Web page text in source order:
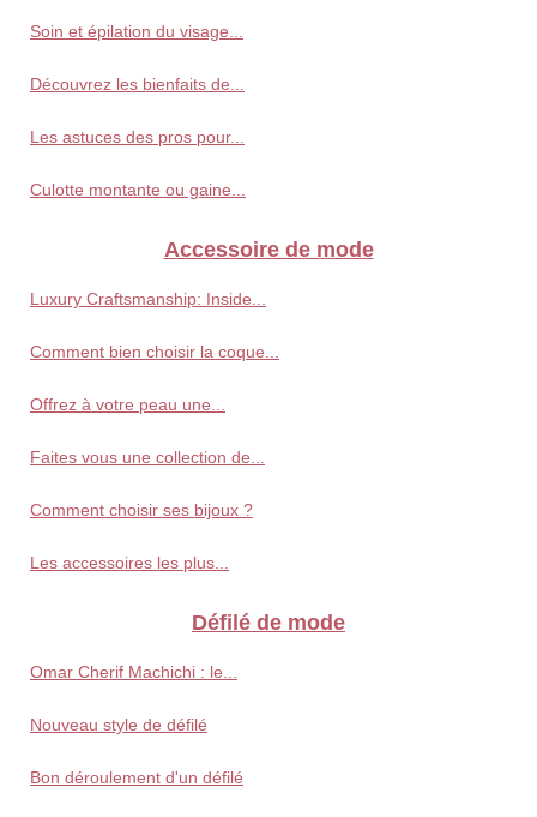
Soin et épilation du visage...
Découvrez les bienfaits de...
Les astuces des pros pour...
Culotte montante ou gaine...
Accessoire de mode
Luxury Craftsmanship: Inside...
Comment bien choisir la coque...
Offrez à votre peau une...
Faites vous une collection de...
Comment choisir ses bijoux ?
Les accessoires les plus...
Défilé de mode
Omar Cherif Machichi : le...
Nouveau style de défilé
Bon déroulement d'un défilé